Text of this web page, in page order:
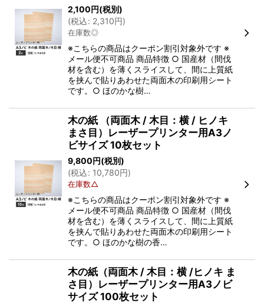
2,100円(税別)
(税込: 2,310円)
在庫数◎
※こちらの商品はクーポン割引対象外です ※
メール便不可商品 商品特徴 ○ 国産材（間伐
材を含む）を薄くスライスして、間に上質紙
を挟んで貼りあわせた両面木の印刷用シート
です。○ ほのかな樹…
木の紙 （両面木 / 木目：横 / ヒノキ
まさ目）レーザープリンター用A3ノ
ビサイズ 10枚セット
9,800円(税別)
(税込: 10,780円)
在庫数△
※こちらの商品はクーポン割引対象外です ※
メール便不可商品 商品特徴 ○ 国産材（間伐
材を含む）を薄くスライスして、間に上質紙
を挟んで貼りあわせた両面木の印刷用シート
です。○ ほのかな樹の香…
木の紙（両面木 / 木目：横 /ヒノキ ま
さ目）レーザープリンター用A3ノビ
サイズ 100枚セット